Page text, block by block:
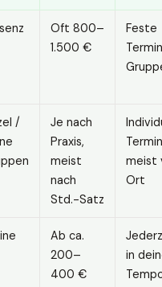
Oft 800–
1.500 €
Feste
/
Je nach
Praxis,
meist
nach
Std.-Satz
meist
Ort
Ab ca.
200–
400 €
in